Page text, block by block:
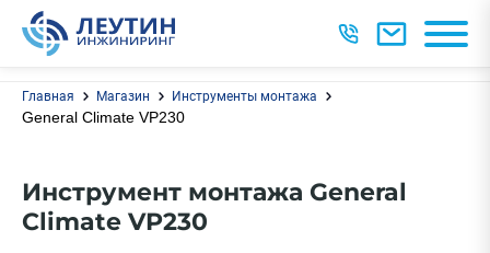
Главная Магазин Инструменты монтажа
General Climate VP230
Инструмент монтажа General
Climate VP230